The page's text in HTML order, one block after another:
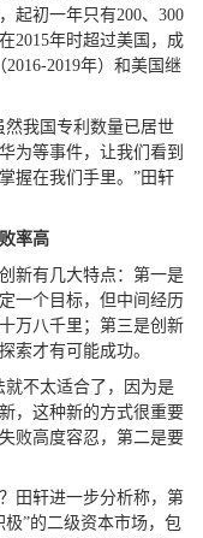
起初一年只有200、300
2015年时超过美国，成
2019年）和美国继
然我国专利数量已居世
为等事件，让我们看到
握在我们手里。”田轩
率高
新有几大特点：第一是
一个目标，但中间经历
万八千里；第三是创新
索才有可能成功。
就不太适合了，因为是
，这种新的方式很重要
败高度容忍，第二是要
田轩进一步分析称，第
”的二级资本市场，包